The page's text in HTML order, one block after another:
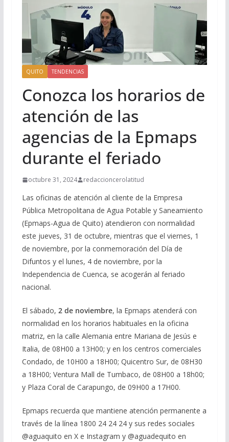
QUITO TENDENCIAS
Conozca los horarios de
atención de las
agencias de la Epmaps
durante el feriado
octubre 31, 2024 redaccioncerolatitud
Las oficinas de atención al cliente de la Empresa
Pública Metropolitana de Agua Potable y Saneamiento
(Epmaps-Agua de Quito) atendieron con normalidad
este jueves, 31 de octubre, mientras que el viernes, 1
de noviembre, por la conmemoración del Día de
Difuntos y el lunes, 4 de noviembre, por la
Independencia de Cuenca, se acogerán al feriado
nacional.
El sábado, 2 de noviembre, la Epmaps atenderá con
normalidad en los horarios habituales en la oficina
matriz, en la calle Alemania entre Mariana de Jesús e
Italia, de 08H00 a 13H00; y en los centros comerciales
Condado, de 10H00 a 18H00; Quicentro Sur, de 08H30
a 18H00; Ventura Mall de Tumbaco, de 08H00 a 18h00;
y Plaza Coral de Carapungo, de 09H00 a 17H00.
Epmaps recuerda que mantiene atención permanente a
través de la línea 1800 24 24 24 y sus redes sociales
@aguaquito en X e Instagram y @aguadequito en